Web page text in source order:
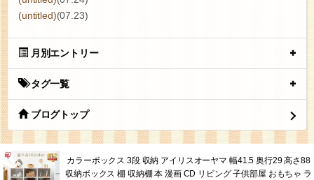
(untitled)(07.23)
月別エントリー
タグ一覧
ブログトップ
カラーボックス 3段 収納 アイリスオーヤマ 幅41.5 奥行29 高さ88
収納ボックス 棚 収納棚 本 漫画 CD リビング 子供部屋 おもちゃ ラ